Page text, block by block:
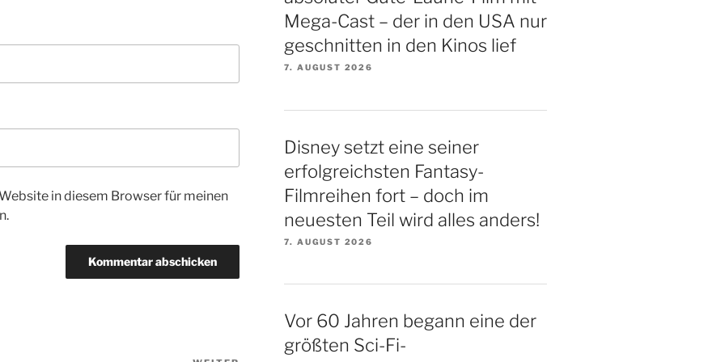
in diesem Browser für meinen
Mega-Cast – der in den USA nur
geschnitten in den Kinos lief
7. AUGUST 2026
Disney setzt eine seiner
erfolgreichsten Fantasy-
Filmreihen fort – doch im
neuesten Teil wird alles anders!
7. AUGUST 2026
Vor 60 Jahren begann eine der
größten Sci-Fi-